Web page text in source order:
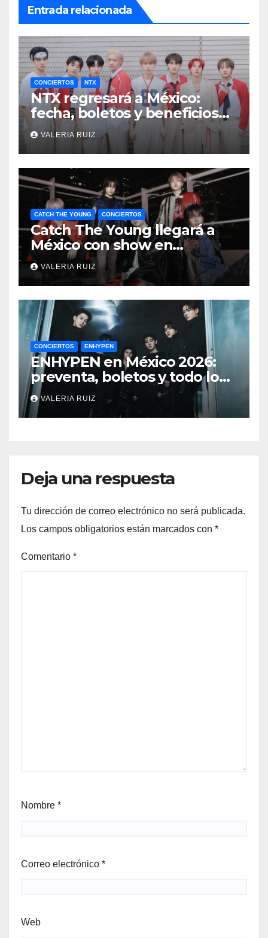
Entrada relacionada
CONCIERTOS NTX
NTX regresará a México:
fecha, boletos y beneficios
VIPVALERIA RUIZ
CATCH THE YOUNG CONCIERTOS
Catch The Young llegará a
México con show en
septiembre
VALERIA RUIZ
CONCIERTOS ENHYPEN
ENHYPEN en México 2026:
preventa, boletos y todo lo
que debes saber de ‘BLOOD
SAGA’
VALERIA RUIZ
Deja una respuesta
Tu dirección de correo electrónico no será publicada.
Los campos obligatorios están marcados con *
Comentario *
Nombre *
Correo electrónico *
Web